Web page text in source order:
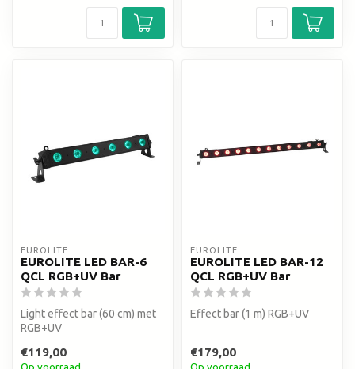
EUROLITE
EUROLITE LED BAR-6
QCL RGB+UV Bar
Light effect bar (60 cm) met
RGB+UV
€119,00
EUROLITE
EUROLITE LED BAR-12
QCL RGB+UV Bar
Effect bar (1 m) RGB+UV
€179,00